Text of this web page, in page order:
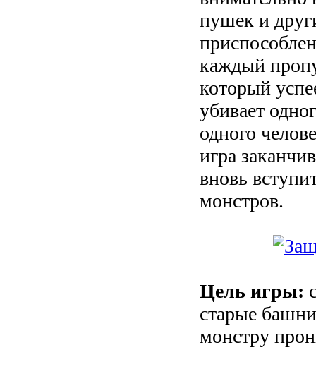
пушек и
каждый
который
убивает
одного
игра
вновь
монстров.
Цель игры:
старые
монстру